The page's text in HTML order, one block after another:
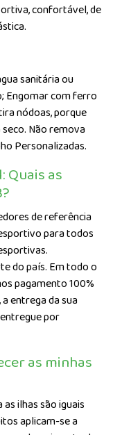
confortável, de
sanitária ou
Engomar com ferro
nódoas, porque
Não remova
Personalizadas.
Quais as
de referência
para todos
do país. Em todo o
pagamento 100%
entrega da sua
por
as minhas
ilhas são iguais
aplicam-se a